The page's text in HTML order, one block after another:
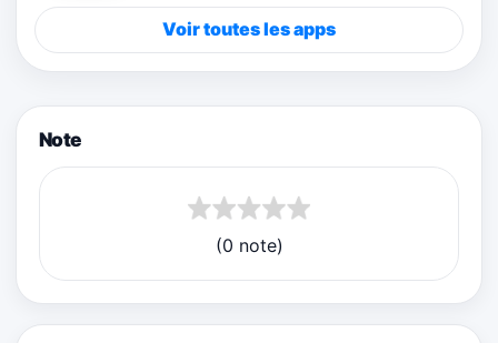
Voir toutes les apps
Note
(0 note)